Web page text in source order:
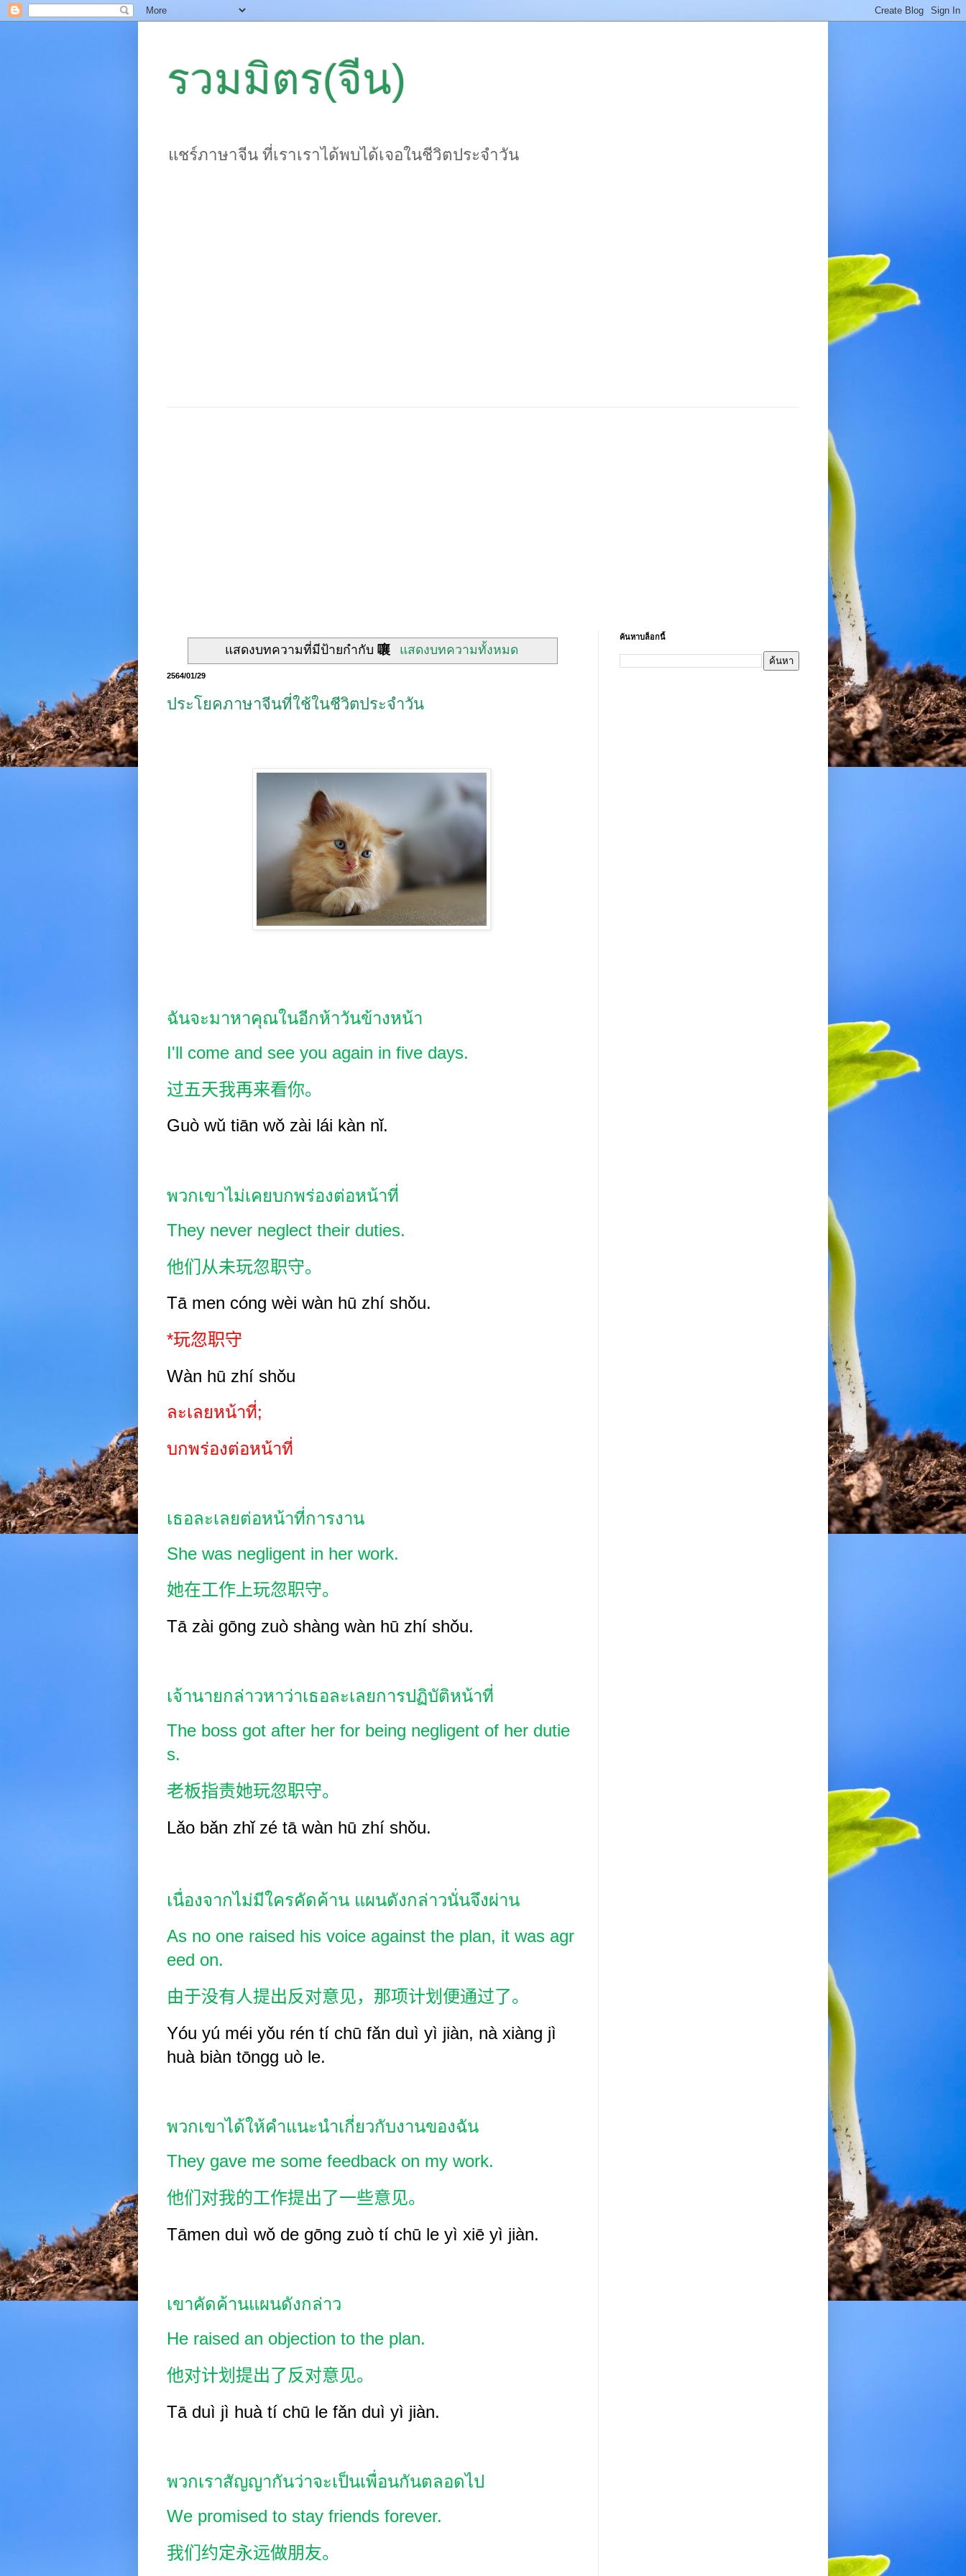
รวมมิตร(จีน)
แชร์ภาษาจีน ที่เราเราได้พบได้เจอในชีวิตประจำวัน
แสดงบทความที่มีป้ายกำกับ嚷 แสดงบทความทั้งหมด
2564/01/29
ประโยคภาษาจีนที่ใช้ในชีวิตประจำวัน
ฉันจะมาหาคุณในอีกห้าวันข้างหน้า
I'll come and see you again in five days.
过五天我再来看你。
Guò wǔ tiān wǒ zài lái kàn nǐ.
พวกเขาไม่เคยบกพร่องต่อหน้าที่
They never neglect their duties.
他们从未玩忽职守。
Tā men cóng wèi wàn hū zhí shǒu.
*玩忽职守
Wàn hū zhí shǒu
ละเลยหน้าที่;
บกพร่องต่อหน้าที่
เธอละเลยต่อหน้าที่การงาน
She was negligent in her work.
她在工作上玩忽职守。
Tā zài gōng zuò shàng wàn hū zhí shǒu.
เจ้านายกล่าวหาว่าเธอละเลยการปฏิบัติหน้าที่
The boss got after her for being negligent of her dutie
s.
老板指责她玩忽职守。
Lǎo bǎn zhǐ zé tā wàn hū zhí shǒu.
เนื่องจากไม่มีใครคัดค้าน แผนดังกล่าวนั่นจึงผ่าน
As no one raised his voice against the plan, it was agr
eed on.
由于没有人提出反对意见，那项计划便通过了。
Yóu yú méi yǒu rén tí chū fǎn duì yì jiàn, nà xiàng jì
huà biàn tōngg uò le.
พวกเขาได้ให้คำแนะนำเกี่ยวกับงานของฉัน
They gave me some feedback on my work.
他们对我的工作提出了一些意见。
Tāmen duì wǒ de gōng zuò tí chū le yì xiē yì jiàn.
เขาคัดค้านแผนดังกล่าว
He raised an objection to the plan.
他对计划提出了反对意见。
Tā duì jì huà tí chū le fǎn duì yì jiàn.
พวกเราสัญญากันว่าจะเป็นเพื่อนกันตลอดไป
We promised to stay friends forever.
我们约定永远做朋友。
ค้นหาบล็อกนี้